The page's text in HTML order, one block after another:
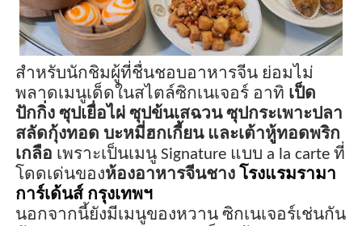
สำหรับนักชิมผู้ที่ชื่นชอบอาหารจีน ย่อมไม่
พลาดเมนูเด็ด ในสไตล์ซิกเนเจอร์อาทิ เป็ด
ปักกิ่ง ซุปเยื่อไผ่ ซุปข้นเสฉวน ซุปกระเพาะปลา
สลัดกุ้งทอด บะหมี่ฮกเกี้ยน และเต้าหู้ทอดพริก
เกลือ เพราะเป็นเมนู Signature แบบ a la carte ที่
โดดเด่นของห้องอาหารจีนชาง โรงแรมรามา
การ์เด้นส์ กรุงเทพฯ
นอกจากนี้ยังมีเมนูของหวาน ซิกเนเจอร์เช่นกัน